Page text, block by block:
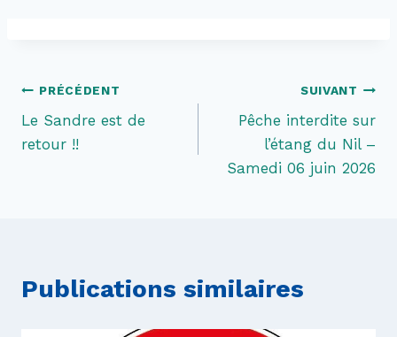
Navigation
de
PRÉCÉDENT
Le Sandre est de
retour !!
SUIVANT
Pêche interdite sur
l’étang du Nil –
Samedi 06 juin 2026
Publications similaires